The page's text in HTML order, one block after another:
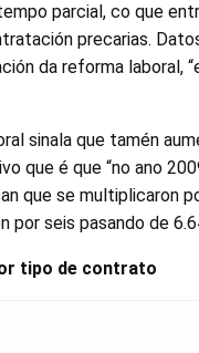
parcial, co que
precarias.
da reforma laboral,
sinala que tamén
que é que “no ano
que se multiplicaron
seis pasando de
tipo de contrato